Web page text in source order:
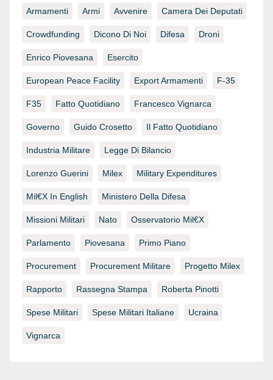
Armamenti Armi Avvenire Camera Dei Deputati
Crowdfunding Dicono Di Noi Difesa Droni
Enrico Piovesana Esercito
European Peace Facility Export Armamenti F-35
F35 Fatto Quotidiano Francesco Vignarca
Governo Guido Crosetto Il Fatto Quotidiano
Industria Militare Legge Di Bilancio
Lorenzo Guerini Milex Military Expenditures
Mil€x In English Ministero Della Difesa
Missioni Militari Nato Osservatorio Mil€x
Parlamento Piovesana Primo Piano
Procurement Procurement Militare Progetto Milex
Rapporto Rassegna Stampa Roberta Pinotti
Spese Militari Spese Militari Italiane Ucraina
Vignarca